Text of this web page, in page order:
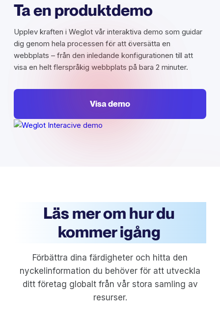
Ta en produktdemo
Upplev kraften i Weglot vår interaktiva demo som guidar
dig genom hela processen för att översätta en
webbplats – från den inledande konfigurationen till att
visa en helt flerspråkig webbplats på bara 2 minuter.
Visa demo
Läs mer om hur du
kommer igång
Förbättra dina färdigheter och hitta den
nyckelinformation du behöver för att utveckla
ditt företag globalt från vår stora samling av
resurser.